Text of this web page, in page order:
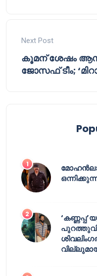
Next Post
കൂമന് ശേഷം
ജോസഫ് ടീം;